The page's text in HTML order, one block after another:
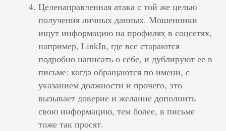
Целенаправленная атака с той же целью
получения личных данных. Мошенники
ищут информацию на профилях в соцсетях,
например, LinkIn, где все стараются
подробно написать о себе, и дублируют ее в
письме: когда обращаются по имени, с
указанием должности и прочего, это
вызывает доверие и желание дополнить
свою информацию, тем более, в письме
тоже так просят.